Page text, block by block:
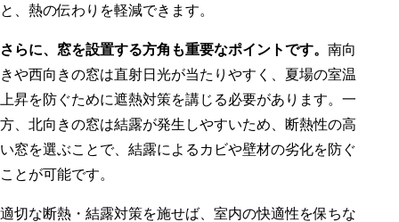
と、熱の伝わりを軽減できます。
さらに、窓を設置する方角も重要なポイントです。 南向
きや西向きの窓は直射日光が当たりやすく、夏場の室温
上昇を防ぐために遮熱対策を講じる必要があります。一
方、北向きの窓は結露が発生しやすいため、断熱性の高
い窓を選ぶことで、結露によるカビや壁材の劣化を防ぐ
ことが可能です。
適切な断熱・結露対策を施せば、室内の快適性を保ちな